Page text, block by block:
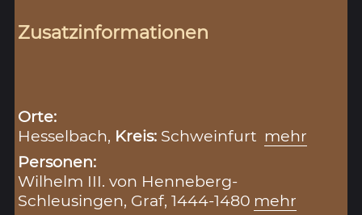
Zusatzinformationen
Orte:
Hesselbach, Kreis: Schweinfurt mehr
Personen:
Wilhelm III. von Henneberg-
Schleusingen, Graf, 1444-1480 mehr